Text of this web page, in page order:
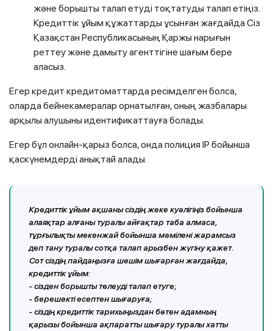
және борышты талап етуді тоқтатуды талап етіңіз.
Кредиттік ұйым құжаттарды ұсынған жағдайда Сіз
Қазақстан Республикасының Қаржы нарығын
реттеу және дамыту агенттігіне шағым бере
аласыз.
Егер кредит кредитоматтарда ресімделген болса,
оларда бейнекамералар орнатылған, оның жазбалары
арқылы алушыны идентификаттауға болады.
Егер бұл онлайн-қарыз болса, онда полиция IP бойынша
қаскүнемдерді анықтай алады.
Кредиттік ұйым ақшаны сіздің жеке куәлігіңіз бойынша
алаяқтар алғаны туралы айғақтар таба алмаса,
тұрғылықты мекенжай бойынша мәмілені жарамсыз
деп тану туралы сотқа талап арызбен жүгіну қажет.
Сот сіздің пайдаңызға шешім шығарған жағдайда,
кредиттік ұйым:
- сізден борышты төлеуді талап етуге;
- берешекті есептен шығаруға;
- сіздің кредиттік тарихыңыздан бөтен адамның
қарызы бойынша ақпаратты шығару туралы хатты